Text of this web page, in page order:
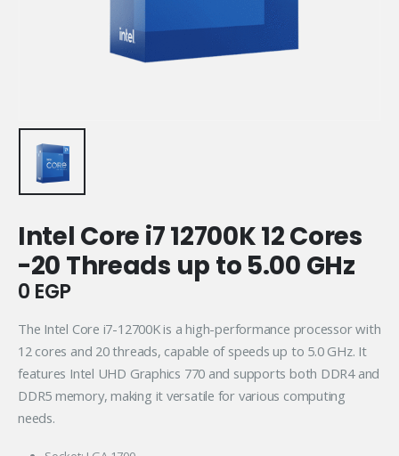
Intel Core i7 12700K 12 Cores
-20 Threads up to 5.00 GHz
0 EGP
The Intel Core i7-12700K is a high-performance processor with
12 cores and 20 threads, capable of speeds up to 5.0 GHz. It
features Intel UHD Graphics 770 and supports both DDR4 and
DDR5 memory, making it versatile for various computing
needs.